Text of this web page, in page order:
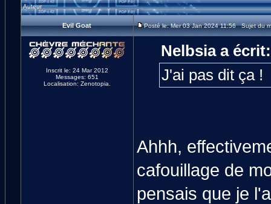
Auteur
Evil Goat Posté le: Mer 03 Jan 2024 11:56 Sujet du
Inscrit le: 24 Mar 2012
Messages: 651
Localisation: Zenotopia.
Nelbsia a écrit:
J'ai pas dit ça !
Ahhh,
cafouillage de
pensais que je